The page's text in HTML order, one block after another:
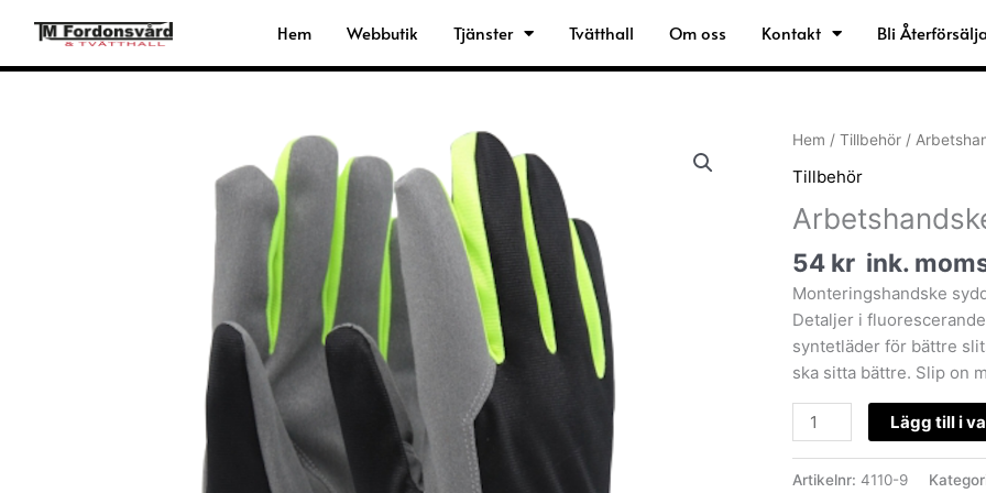
innehåll
Hem Webbutik Tjänster Tvätthall Om oss Kontakt Bli
Hem / Tillbehör /
Tillbehör
54 kr ink.
Monteringshandske
Detaljer i
syntetläder för bättre
ska sitta bättre. Slip on
Arbetshandske
Amara,
Polyester
Stl
mängd
Lägg till i
Artikelnr: 4110-9